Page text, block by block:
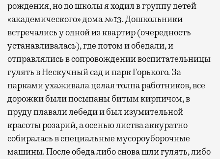
рождения, но до школы я ходил в группу детей
«академического» дома №13. Дошкольники
встречались у одной из квартир (очередность
устанавливалась), где потом и обедали, и
отправлялись в сопровождении воспитательницы
гулять в Нескучный сад и парк Горького. За
парками ухаживала целая толпа работников, все
дорожки были посыпаны битым кирпичом, в
пруду плавали лебеди и был изумительной
красоты розарий, а осенью листва аккуратно
собиралась в специальные мусороуборочные
машины. После обеда либо снова шли гулять, либо